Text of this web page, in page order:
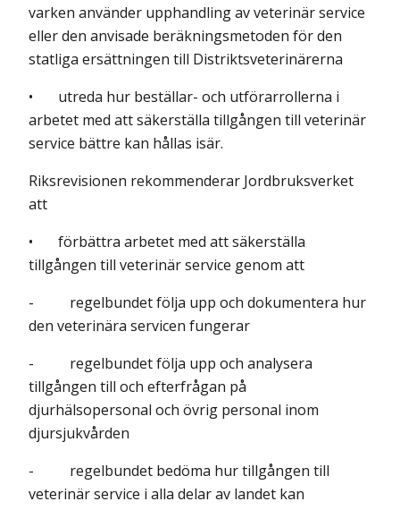
varken använder upphandling av veterinär service
eller den anvisade beräkningsmetoden för den
statliga ersättningen till Distriktsveterinärerna
• utreda hur beställar- och utförarrollerna i
arbetet med att säkerställa tillgången till veterinär
service bättre kan hållas isär.
Riksrevisionen rekommenderar Jordbruksverket
att
• förbättra arbetet med att säkerställa
tillgången till veterinär service genom att
- regelbundet följa upp och dokumentera hur
den veterinära servicen fungerar
- regelbundet följa upp och analysera
tillgången till och efterfrågan på
djurhälsopersonal och övrig personal inom
djursjukvården
- regelbundet bedöma hur tillgången till
veterinär service i alla delar av landet kan